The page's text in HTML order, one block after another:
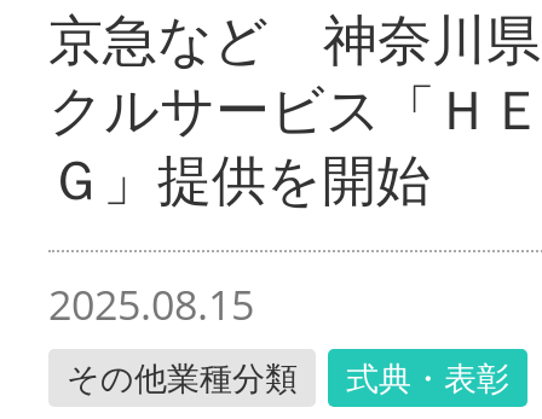
京急など 神奈川
クルサービス「Ｈ
Ｇ」提供を開始
2025.08.15
その他業種分類 式典・表彰